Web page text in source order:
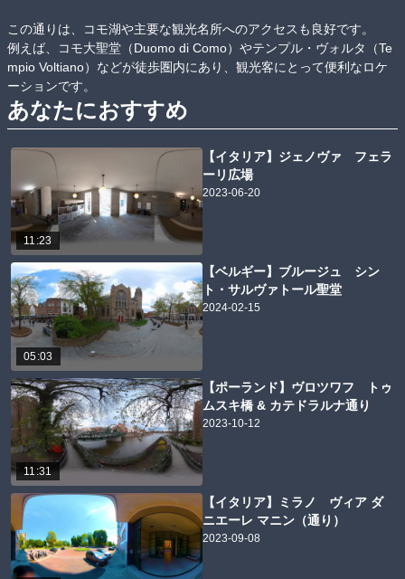
この通りは、コモ湖や主要な観光名所へのアクセスも良好です。
例えば、コモ大聖堂（Duomo di Como）やテンプル・ヴォルタ（Te
mpio Voltiano）などが徒歩圏内にあり、観光客にとって便利なロケ
ーションです。
あなたにおすすめ
11:23
【イタリア】ジェノヴァ フェラ
ーリ広場
2023-06-20
05:03
【ベルギー】ブルージュ シン
ト・サルヴァトール聖堂
2024-02-15
11:31
【ポーランド】ヴロツワフ トゥ
ムスキ橋 & カテドラルナ通り
2023-10-12
【イタリア】ミラノ ヴィア ダ
ニエーレ マニン（通り）
2023-09-08